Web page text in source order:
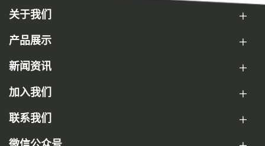
关于我们
产品展示
新闻资讯
加入我们
联系我们